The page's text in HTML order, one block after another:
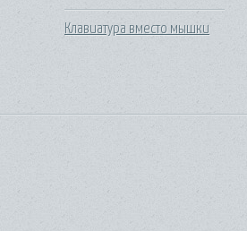
Клавиатура вместо мышки